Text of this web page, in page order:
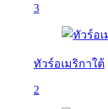
3
ทัวร์อเมริกาใต้
2